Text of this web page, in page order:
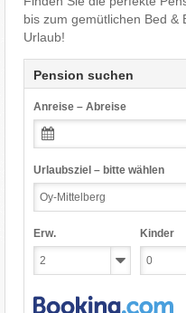
bis zum gemütlichen Bed &
Urlaub!
Pension suchen
Anreise – Abreise
Urlaubsziel – bitte wählen
Erw. Kinder